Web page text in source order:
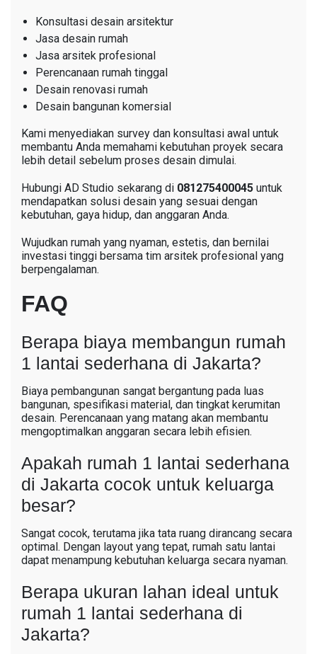
Konsultasi desain arsitektur
Jasa desain rumah
Jasa arsitek profesional
Perencanaan rumah tinggal
Desain renovasi rumah
Desain bangunan komersial
Kami menyediakan survey dan konsultasi awal untuk
membantu Anda memahami kebutuhan proyek secara
lebih detail sebelum proses desain dimulai.
Hubungi AD Studio sekarang di 081275400045 untuk
mendapatkan solusi desain yang sesuai dengan
kebutuhan, gaya hidup, dan anggaran Anda.
Wujudkan rumah yang nyaman, estetis, dan bernilai
investasi tinggi bersama tim arsitek profesional yang
berpengalaman.
FAQ
Berapa biaya membangun rumah
1 lantai sederhana di Jakarta?
Biaya pembangunan sangat bergantung pada luas
bangunan, spesifikasi material, dan tingkat kerumitan
desain. Perencanaan yang matang akan membantu
mengoptimalkan anggaran secara lebih efisien.
Apakah rumah 1 lantai sederhana
di Jakarta cocok untuk keluarga
besar?
Sangat cocok, terutama jika tata ruang dirancang secara
optimal. Dengan layout yang tepat, rumah satu lantai
dapat menampung kebutuhan keluarga secara nyaman.
Berapa ukuran lahan ideal untuk
rumah 1 lantai sederhana di
Jakarta?